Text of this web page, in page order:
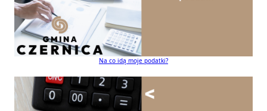
Na co idą moje podatki?